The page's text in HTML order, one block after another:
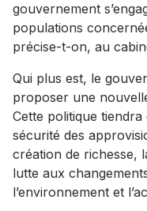
gouvernement
populations
précise-t-on, au
Qui plus est, le
proposer une
Cette politique
sécurité des
création de richesse,
lutte aux
l’environnement et